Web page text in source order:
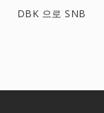
DBK 으로 SNB